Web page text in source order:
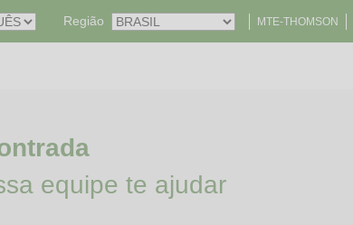
Região MTE-THOMSON
equipe te ajudar